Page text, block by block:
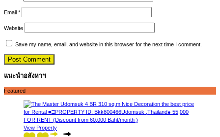
Email *
Website
Save my name, email, and website in this browser for the next time I comment.
แนะนำอสังหาฯ
Featured
View Property